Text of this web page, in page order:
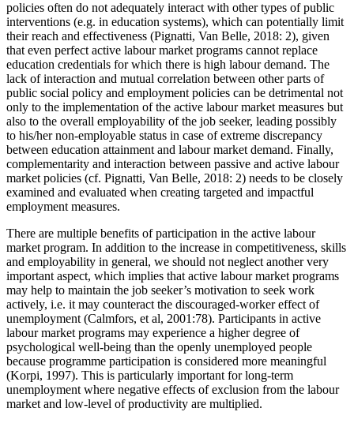
policies often do not adequately interact with other types of public
interventions (e.g. in education systems), which can potentially limit
their reach and effectiveness (Pignatti, Van Belle, 2018: 2), given
that even perfect active labour market programs cannot replace
education credentials for which there is high labour demand. The
lack of interaction and mutual correlation between other parts of
public social policy and employment policies can be detrimental not
only to the implementation of the active labour market measures but
also to the overall employability of the job seeker, leading possibly
to his/her non-employable status in case of extreme discrepancy
between education attainment and labour market demand. Finally,
complementarity and interaction between passive and active labour
market policies (cf. Pignatti, Van Belle, 2018: 2) needs to be closely
examined and evaluated when creating targeted and impactful
employment measures.
There are multiple benefits of participation in the active labour
market program. In addition to the increase in competitiveness, skills
and employability in general, we should not neglect another very
important aspect, which implies that active labour market programs
may help to maintain the job seeker’s motivation to seek work
actively, i.e. it may counteract the discouraged-worker effect of
unemployment (Calmfors, et al, 2001:78). Participants in active
labour market programs may experience a higher degree of
psychological well-being than the openly unemployed people
because programme participation is considered more meaningful
(Korpi, 1997). This is particularly important for long-term
unemployment where negative effects of exclusion from the labour
market and low-level of productivity are multiplied.